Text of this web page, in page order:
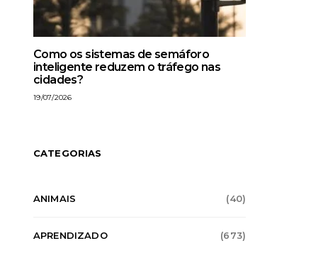
Como os sistemas de semáforo
inteligente reduzem o tráfego nas
cidades?
19/07/2026
CATEGORIAS
ANIMAIS (40)
APRENDIZADO (673)